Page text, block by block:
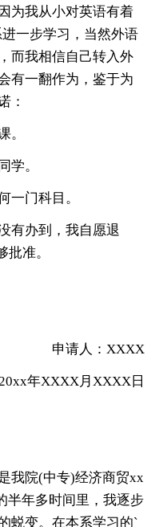
为我从小对英语有着
一步学习，当然外语
而我相信自己转入外
有一翻作为，鉴于为
：
。
。
门科目。
办到，我自愿退
准。
申请人：XXXX
年XXXX月XXXX日
院(中专)经济商贸xx
半年多时间里，我逐步
蜕变。在本系学习的`